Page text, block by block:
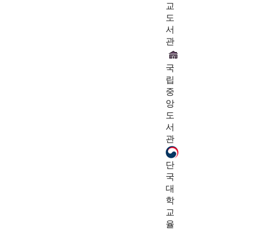
교
도
서
관
국
립
중
앙
도
서
관
단
국
대
학
교
율